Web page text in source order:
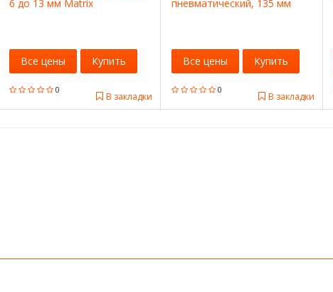
6 до 13 мм Matrix
0
В закладки
Все цены Купить
пневматический, 135 мм
0
В закладки
Все цены Купить